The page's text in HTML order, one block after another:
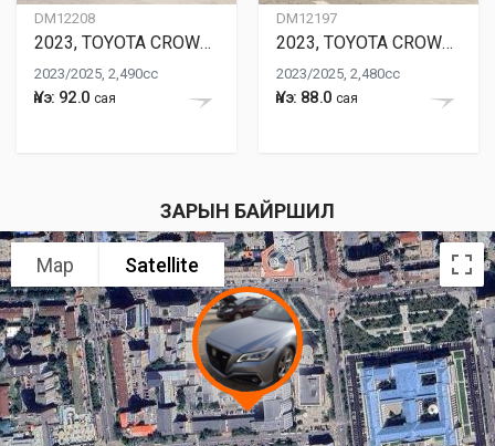
DM12208
2023, TOYOTA CROWN HYBRID
2023/2025, 2,490cc
Үнэ: 92.0 сая
DM12197
2023, TOYOTA CROWN HYBRID
2023/2025, 2,480cc
Үнэ: 88.0 сая
ЗАРЫН БАЙРШИЛ
Map Satellite